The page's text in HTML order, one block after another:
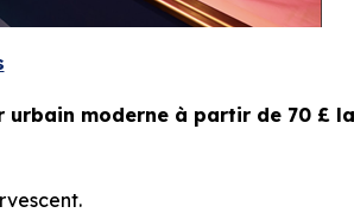
moderne à partir de 70 £